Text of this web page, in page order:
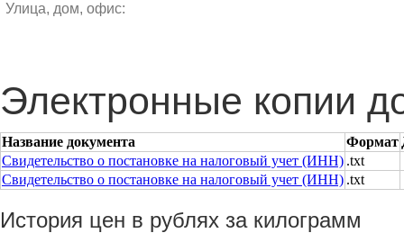
Улица, дом, офис:
Электронные копии
Название документа Формат
Свидетельство о постановке на налоговый учет (ИНН) .txt
Свидетельство о постановке на налоговый учет (ИНН) .txt
История цен в рублях за килограмм